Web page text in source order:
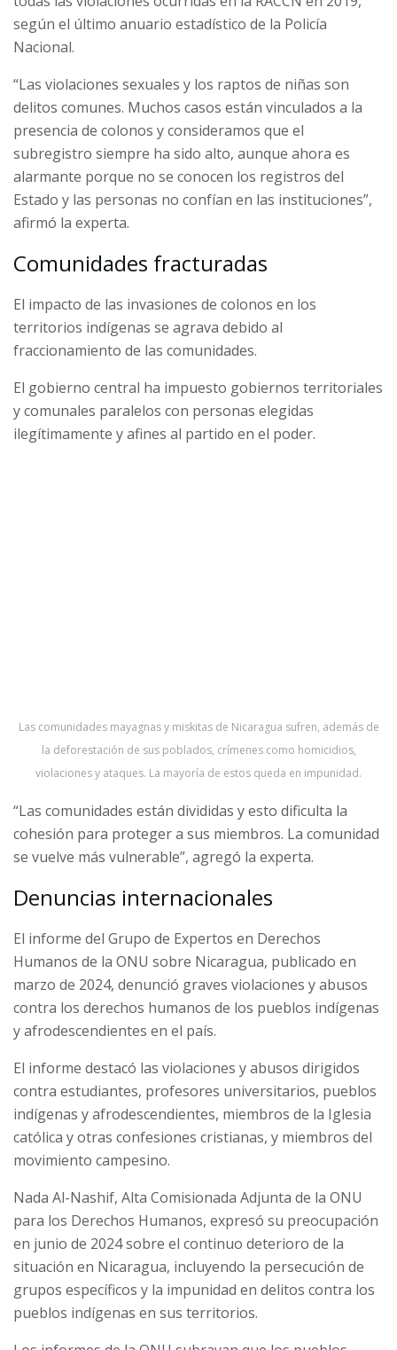
según el último anuario estadístico de la Policía
Nacional.
“Las violaciones sexuales y los raptos de niñas son
delitos comunes. Muchos casos están vinculados a la
presencia de colonos y consideramos que el
subregistro siempre ha sido alto, aunque ahora es
alarmante porque no se conocen los registros del
Estado y las personas no confían en las instituciones”,
afirmó la experta.
Comunidades fracturadas
El impacto de las invasiones de colonos en los
territorios indígenas se agrava debido al
fraccionamiento de las comunidades.
El gobierno central ha impuesto gobiernos territoriales
y comunales paralelos con personas elegidas
ilegítimamente y afines al partido en el poder.
Las comunidades mayagnas y miskitas de Nicaragua sufren, además de
la deforestación de sus poblados, crímenes como homicidios,
violaciones y ataques. La mayoría de estos queda en impunidad.
“Las comunidades están divididas y esto dificulta la
cohesión para proteger a sus miembros. La comunidad
se vuelve más vulnerable”, agregó la experta.
Denuncias internacionales
El informe del Grupo de Expertos en Derechos
Humanos de la ONU sobre Nicaragua, publicado en
marzo de 2024, denunció graves violaciones y abusos
contra los derechos humanos de los pueblos indígenas
y afrodescendientes en el país.
El informe destacó las violaciones y abusos dirigidos
contra estudiantes, profesores universitarios, pueblos
indígenas y afrodescendientes, miembros de la Iglesia
católica y otras confesiones cristianas, y miembros del
movimiento campesino.
Nada Al-Nashif, Alta Comisionada Adjunta de la ONU
para los Derechos Humanos, expresó su preocupación
en junio de 2024 sobre el continuo deterioro de la
situación en Nicaragua, incluyendo la persecución de
grupos específicos y la impunidad en delitos contra los
pueblos indígenas en sus territorios.